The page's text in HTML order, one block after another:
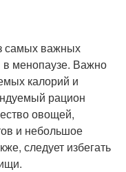
самых важных
менопаузе. Важно
калорий и
рацион
овощей,
и небольшое
следует избегать